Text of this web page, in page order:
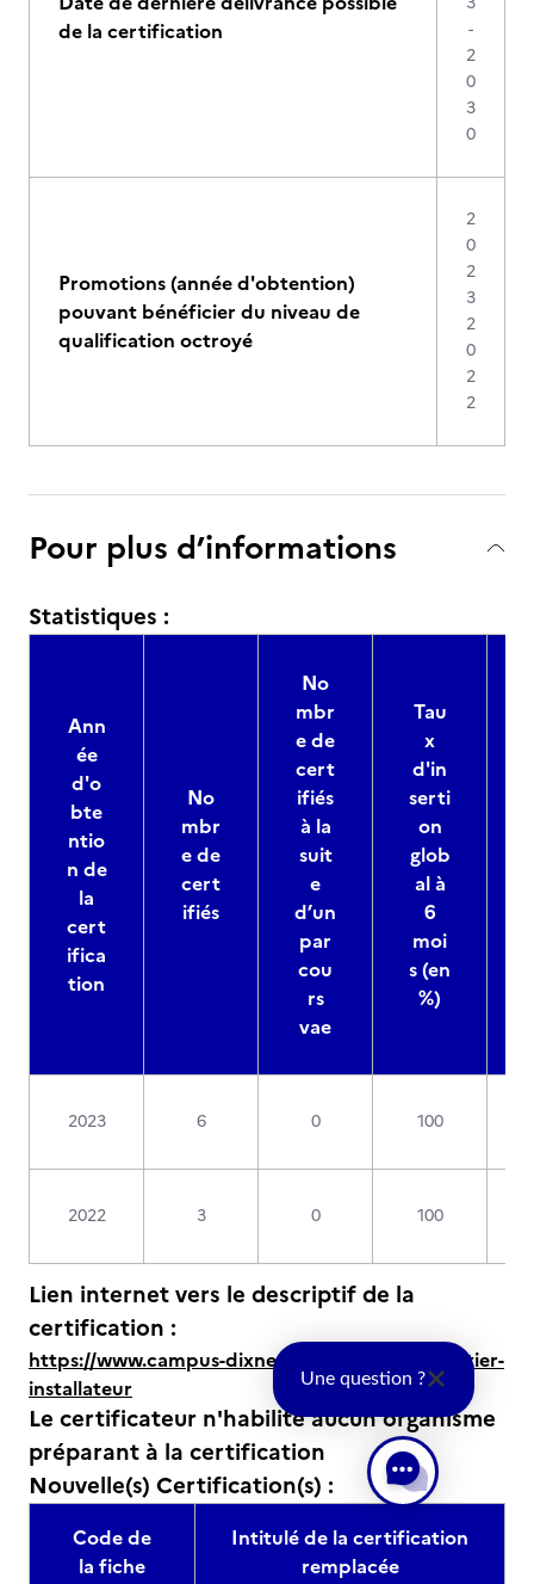
de la certification
-
2
0
3
0
Promotions (année d'obtention)
pouvant bénéficier du niveau de
qualification octroyé
2
0
2
3
2
0
2
2
Pour plus d’informations
Statistiques :
Ann
ée
d'o
bte
ntio
n de
la
cert
ifica
tion
No
mbr
e de
cert
ifiés
No
mbr
e de
cert
ifiés
à la
suit
e
d’un
par
cou
rs
vae
Tau
x
d'in
serti
on
glob
al à
6
moi
s (en
%)
2023 6 0 100
2022 3 0 100
Lien internet vers le descriptif de la
certification :
https://www.campus-dixneuf.com/parcours-metier-
installateur
Le certificateur n'habilite aucun organisme
préparant à la certification
Nouvelle(s) Certification(s) :
Code de
la fiche
Intitulé de la certification
remplacée
Une question ?